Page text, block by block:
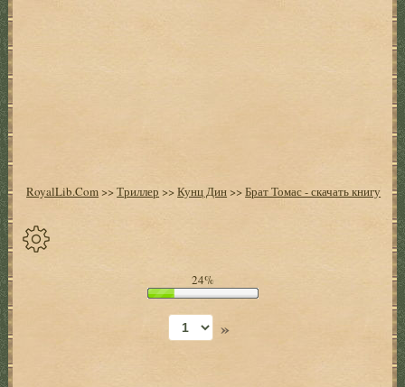
RoyalLib.Com>>Триллер >>Кунц Дин>>Брат Томас - скачать книгу
24%
»